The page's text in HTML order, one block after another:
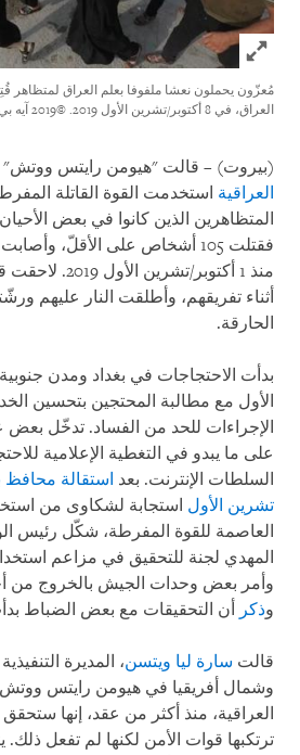
Click to expand Image
مُعزّون يحملون نعشا ملفوفا بعلم العراق
العراق، في 8 أكتوبر/تشرين الأول 2019.
©2019 آيه بي فوتو/انمار خليل
)بيروت( – قالت "هيومن رايتس ووتش"
العراقية استخدمت القوة القاتلة
المتظاهرين الذين كانوا في بعض
منذ 1 أكتوبر/
أثناء تفريقهم، وأطلقت النار عليهم
الحارقة.
الأول مع مطالبة المحتجين بتحسين
الإجراءات للحد من الفساد. تدخّل بعض
على ما يبدو في التغطية الإعلامية
السلطات الإنترنت. بعد
تشرين الأول استجابة لشكاوى من
العاصمة للقوة المفرطة، شكّل رئيس
المهدي لجنة للتحقيق في مزاعم
وأمر بعض وحدات الجيش بالخروج من
وذكر أن التحقيقات مع بعض الضباط
قالت سارة ليا ويتسن، المديرة
وشمال أفريقيا في هيومن رايتس
العراقية، منذ أكثر من عقد، إنها ستحقق